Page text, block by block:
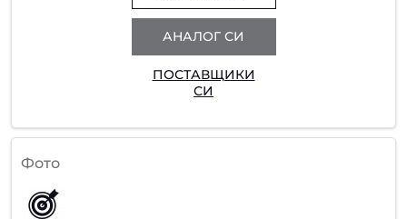
АНАЛОГ СИ
ПОСТАВЩИКИ
СИ
Фото